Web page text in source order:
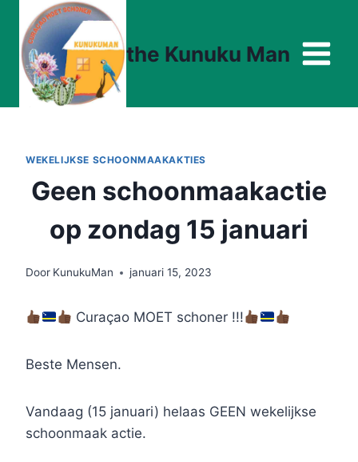
Doorgaan
naar
inhoud
the Kunuku Man
WEKELIJKSE SCHOONMAAKAKTIES
Geen schoonmaakactie
op zondag 15 januari
Door KunukuMan januari 15, 2023
Curaçao MOET schoner !!!
Beste Mensen.
Vandaag (15 januari) helaas GEEN wekelijkse
schoonmaak actie.